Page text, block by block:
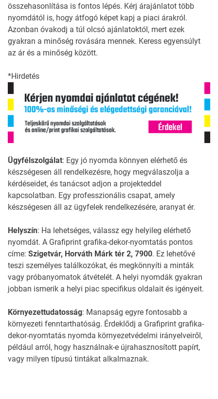
összehasonlítása is fontos lépés. Kérj árajánlatot több
nyomdától is, hogy átfogó képet kapj a piaci árakról.
Azonban óvakodj a túl olcsó ajánlatoktól, mert ezek
gyakran a minőség rovására mennek. Keress egyensúlyt
az ár és a minőség között.
*Hirdetés
Ügyfélszolgálat: Egy jó nyomda könnyen elérhető és
készségesen áll rendelkezésre, hogy megválaszolja a
kérdéseidet, és tanácsot adjon a projekteddel
kapcsolatban. Egy professzionális csapat, amely
készségesen áll az ügyfelek rendelkezésére, aranyat ér.
Helyszín: Ha lehetséges, válassz egy helyileg elérhető
nyomdát. A Grafiprint grafika-dekor-nyomtatás pontos
címe: Szigetvár, Horváth Márk tér 2, 7900. Ez lehetővé
teszi személyes találkozókat, és megkönnyíti a minták
vagy próbanyomatok átvételét. A helyi nyomdák gyakran
jobban ismerik a helyi piac specifikus oldalait és igényeit.
Környezettudatosság: Manapság egyre fontosabb a
környezeti fenntarthatóság. Érdeklődj a Grafiprint grafika-
dekor-nyomtatás nyomda környezetvédelmi irányelveiről,
például arról, hogy használnak-e újrahasznosított papírt,
vagy milyen típusú tintákat alkalmaznak.